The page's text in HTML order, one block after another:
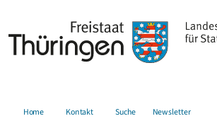
Home Kontakt Suche Newsletter